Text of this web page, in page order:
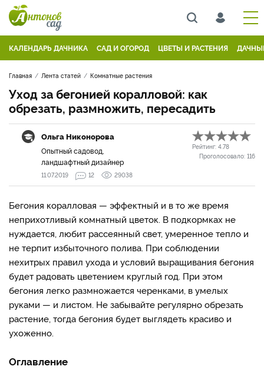
КАЛЕНДАРЬ ДАЧНИКА САД И ОГОРОД ЦВЕТЫ И РАСТЕНИЯ
Главная Лента статей Комнатные растения
Уход за бегонией коралловой: как
обрезать, размножить, пересадить
Ольга Никонорова
Опытный садовод,
ландшафтный дизайнер
Рейтинг: 4.78
Проголосовало: 116
11.07.2019 12 29038
Бегония коралловая — эффектный и в то же время
неприхотливый комнатный цветок. В подкормках не
нуждается, любит рассеянный свет, умеренное тепло и
не терпит избыточного полива. При соблюдении
нехитрых правил ухода и условий выращивания бегония
будет радовать цветением круглый год. При этом
бегония легко размножается черенками, в умелых
руками — и листом. Не забывайте регулярно обрезать
растение, тогда бегония будет выглядеть красиво и
ухоженно.
Оглавление